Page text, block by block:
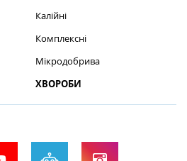
Калійні
Комплексні
Мікродобрива
ХВОРОБИ